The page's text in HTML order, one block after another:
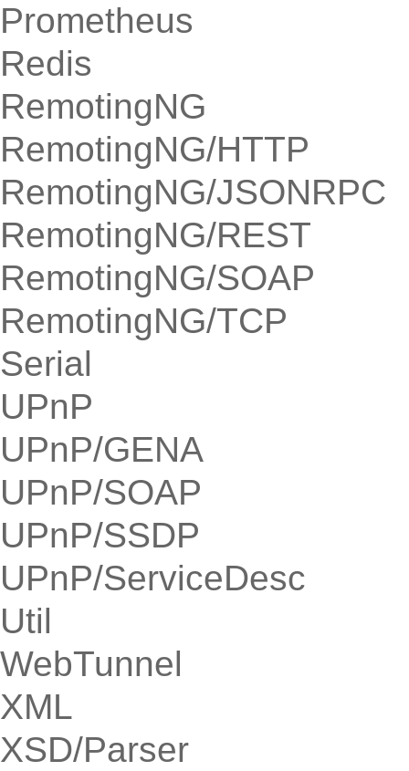
Prometheus
Redis
RemotingNG
RemotingNG/HTTP
RemotingNG/JSONRPC
RemotingNG/REST
RemotingNG/SOAP
RemotingNG/TCP
Serial
UPnP
UPnP/GENA
UPnP/SOAP
UPnP/SSDP
UPnP/ServiceDesc
Util
WebTunnel
XML
XSD/Parser